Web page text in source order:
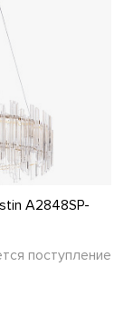
A2848SP-
поступление